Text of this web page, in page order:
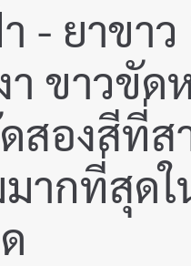
- ยาขา
า ขาวขัด
สองสีที่ส
ากที่สุดใ